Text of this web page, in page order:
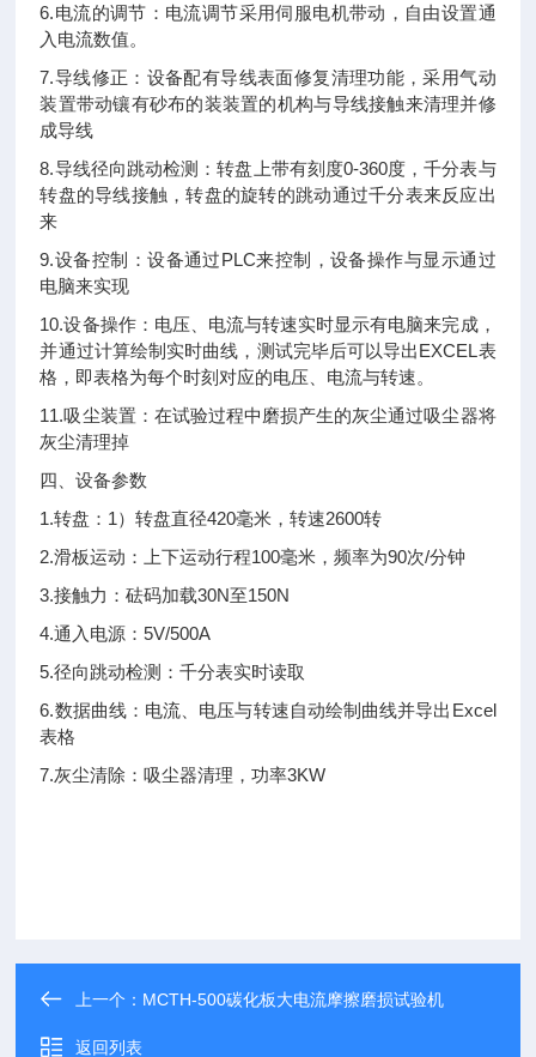
6.电流的调节：电流调节采用伺服电机带动，自由设置通
入电流数值。
7.导线修正：设备配有导线表面修复清理功能，采用气动
装置带动镶有砂布的装装置的机构与导线接触来清理并修
成导线
8.导线径向跳动检测：转盘上带有刻度0-360度，千分表与
转盘的导线接触，转盘的旋转的跳动通过千分表来反应出
来
9.设备控制：设备通过PLC来控制，设备操作与显示通过
电脑来实现
10.设备操作：电压、电流与转速实时显示有电脑来完成，
并通过计算绘制实时曲线，测试完毕后可以导出EXCEL表
格，即表格为每个时刻对应的电压、电流与转速。
11.吸尘装置：在试验过程中磨损产生的灰尘通过吸尘器将
灰尘清理掉
四、设备参数
1.转盘：1）转盘直径420毫米，转速2600转
2.滑板运动：上下运动行程100毫米，频率为90次/分钟
3.接触力：砝码加载30N至150N
4.通入电源：5V/500A
5.径向跳动检测：千分表实时读取
6.数据曲线：电流、电压与转速自动绘制曲线并导出Excel
表格
7.灰尘清除：吸尘器清理，功率3KW
上一个： MCTH-500碳化板大电流摩擦磨损试验机
返回列表